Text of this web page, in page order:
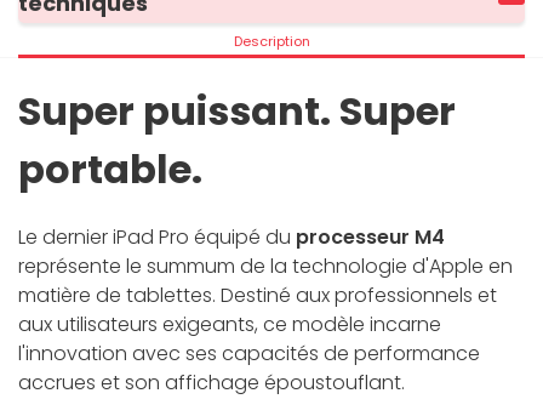
Description
Super puissant. Super
portable.
Le dernier iPad Pro équipé du processeur M4
représente le summum de la technologie d'Apple en
matière de tablettes. Destiné aux professionnels et
aux utilisateurs exigeants, ce modèle incarne
l'innovation avec ses capacités de performance
accrues et son affichage époustouflant.